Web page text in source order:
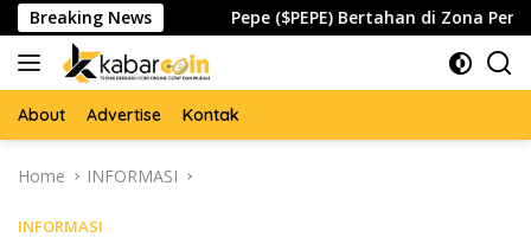
Skip
to
content
Breaking News
Waspada Pepe ($PEPE) Bertahan di Zona Penting,
About Advertise Kontak
Home INFORMASI
INFORMASI